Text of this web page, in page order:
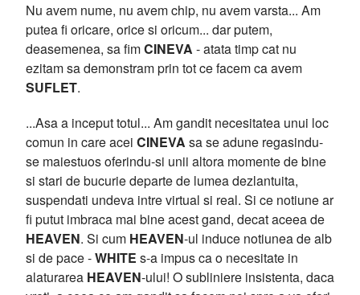
Nu avem nume, nu avem chip, nu avem varsta... Am
putea fi oricare, orice si oricum... dar putem,
deasemenea, sa fimCINEVA - atata timp cat nu
ezitam sa demonstram prin tot ce facem ca avem
SUFLET.
...Asa a inceput totul... Am gandit necesitatea unui loc
comun in care acei CINEVA sa se adune regasindu-
se maiestuos oferindu-si unii altora momente de bine
si stari de bucurie departe de lumea dezlantuita,
suspendati undeva intre virtual si real. Si ce notiune ar
fi putut imbraca mai bine acest gand, decat aceea de
HEAVEN. Si cum HEAVEN-ul induce notiunea de alb
si de pace -WHITE s-a impus ca o necesitate in
alaturarea HEAVEN-ului! O subliniere insistenta, daca